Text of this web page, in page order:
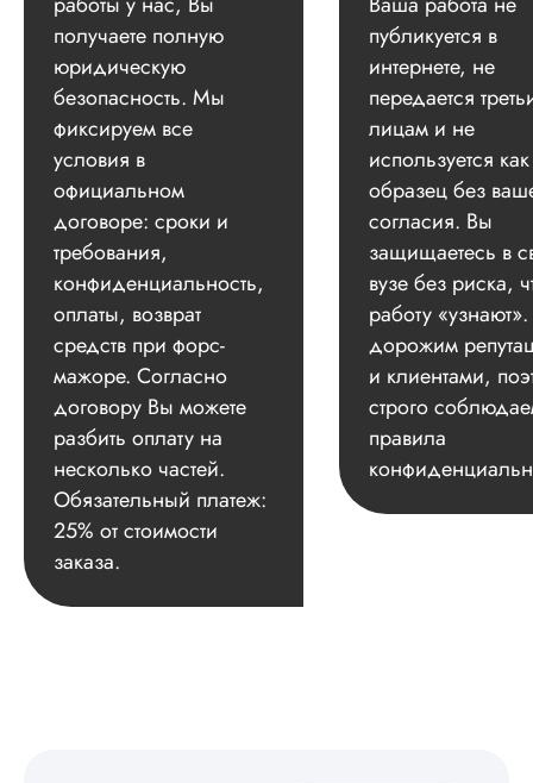
получаете полную
юридическую
безопасность. Мы
фиксируем все
условия в
официальном
договоре: сроки и
требования,
конфиденциальность,
оплаты, возврат
средств при форс-
мажоре. Согласно
договору Вы можете
разбить оплату на
несколько частей.
Обязательный платеж:
25% от стоимости
заказа.
публикуется в
интернете, не
передается
лицам и не
используется как
образец без
согласия. Вы
защищаетесь в
вузе без риска,
работу
дорожим
и клиентами,
строго
правила